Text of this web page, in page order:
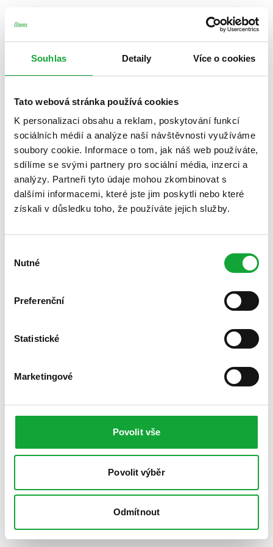
Souhlas Detaily Více o cookies
Tato webová stránka používá cookies
K personalizaci obsahu a reklam, poskytování funkcí
sociálních médií a analýze naší návštěvnosti využíváme
soubory cookie. Informace o tom, jak náš web používáte,
sdílíme se svými partnery pro sociální média, inzerci a
analýzy. Partneři tyto údaje mohou zkombinovat s
dalšími informacemi, které jste jim poskytli nebo které
získali v důsledku toho, že používáte jejich služby.
souhlasu
Nutné
Preferenční
Statistické
Marketingové
Povolit vše
Povolit výběr
Odmítnout